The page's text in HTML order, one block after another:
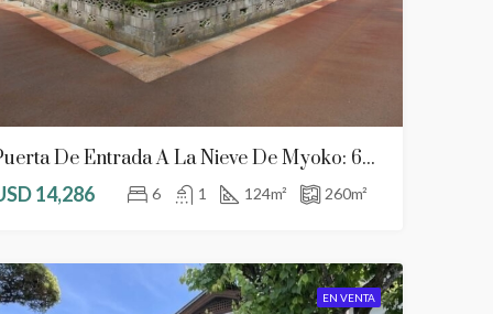
Puerta De Entrada A La Nieve De Myoko: 6DK De Bajo Coste Cerca De La Estación
14,286
6 1 124m² 260m²
EN VENTA
USD 55,714
Chiba, Chōsei District, Shirako
USD 35,000